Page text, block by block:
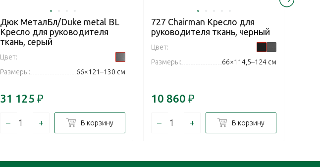
Дюк МеталБл/Duke metal BL
Кресло для руководителя
ткань, серый
Цвет:
Размеры:
66×121–130 см
31 125 ₽
– + В корзину
727 Chairman Кресло для
руководителя ткань, черный
Цвет:
Размеры:
66×114,5–124 см
10 860 ₽
– + В корзину